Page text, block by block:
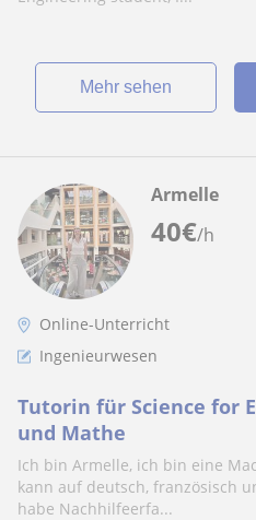
Mehr sehen
40€/h
Armelle
Online-Unterricht
Ingenieurwesen
Tutorin für Science for
und Mathe
Ich bin Armelle, ich bin eine
kann auf deutsch, französisch
habe Nachhilfeerfa...